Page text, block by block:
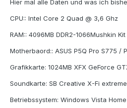
Hier mal alle Daten und was ich
CPU:: Intel Core 2 Quad @ 3,6 Ghz
RAM:: 4096MB DDR2-1066Mushkin
Motherbaord:: ASUS P5Q Pro S775 /
Grafikkarte: 1024MB XFX GeForce
Soundkarte: SB Creative X-Fi
Betriebssystem: Windows Vista